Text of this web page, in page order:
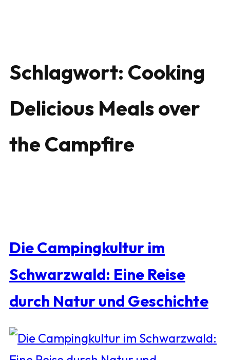
Schlagwort: Cooking
Delicious Meals over
the Campfire
Die Campingkultur im
Schwarzwald: Eine Reise
durch Natur und Geschichte